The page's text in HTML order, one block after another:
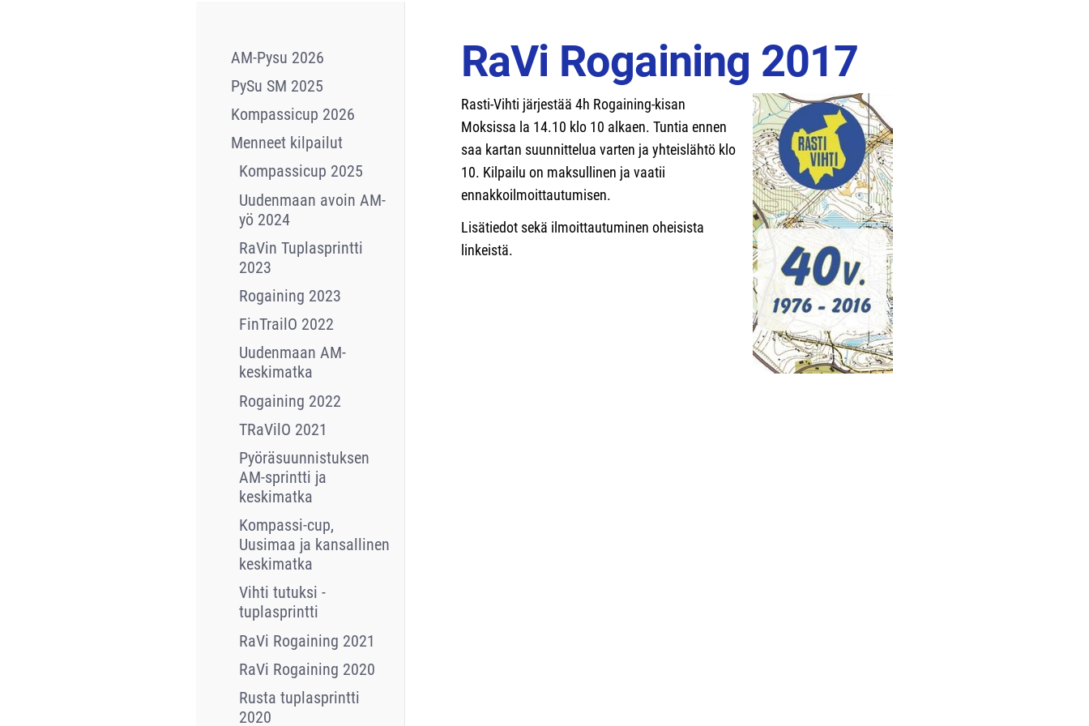
AM-Pysu 2026
PySu SM 2025
Kompassicup 2026
Menneet kilpailut
Kompassicup 2025
Uudenmaan avoin AM-
yö 2024
RaVin Tuplasprintti
2023
Rogaining 2023
FinTrailO 2022
Uudenmaan AM-
keskimatka
Rogaining 2022
TRaVilO 2021
Pyöräsuunnistuksen
AM-sprintti ja
keskimatka
Kompassi-cup,
Uusimaa ja kansallinen
keskimatka
Vihti tutuksi -
tuplasprintti
RaVi Rogaining 2021
RaVi Rogaining 2020
Rusta tuplasprintti
2020
RaVi Rogaining 2017
Rasti-Vihti järjestää 4h Rogaining-kisan
Moksissa la 14.10 klo 10 alkaen. Tuntia ennen
saa kartan suunnittelua varten ja yhteislähtö klo
10. Kilpailu on maksullinen ja vaatii
ennakkoilmoittautumisen.
Lisätiedot sekä ilmoittautuminen oheisista
linkeistä.